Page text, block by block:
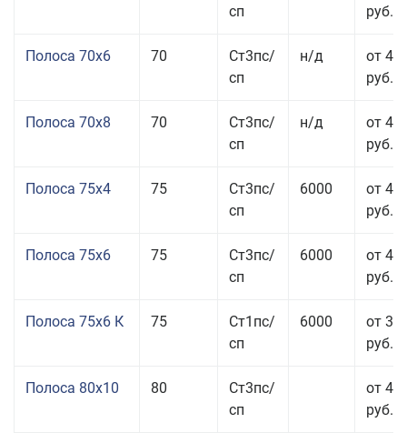
сп
руб.
Полоса 70x6 70
Ст3пс/
сп
н/д
от 42
руб.
Полоса 70x8 70
Ст3пс/
сп
н/д
от 43
руб.
Полоса 75x4 75
Ст3пс/
сп
6000
от 41
руб.
Полоса 75x6 75
Ст3пс/
сп
6000
от 42
руб.
Полоса 75x6 К 75
Ст1пс/
сп
6000
от 35
руб.
Полоса 80x10 80
Ст3пс/
сп
от 42
руб.